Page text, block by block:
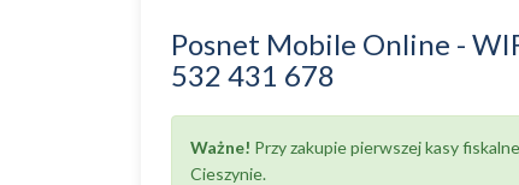
Posnet Mobile Online -
532 431 678
Ważne! Przy zakupie pierwszej kasy
Cieszynie.